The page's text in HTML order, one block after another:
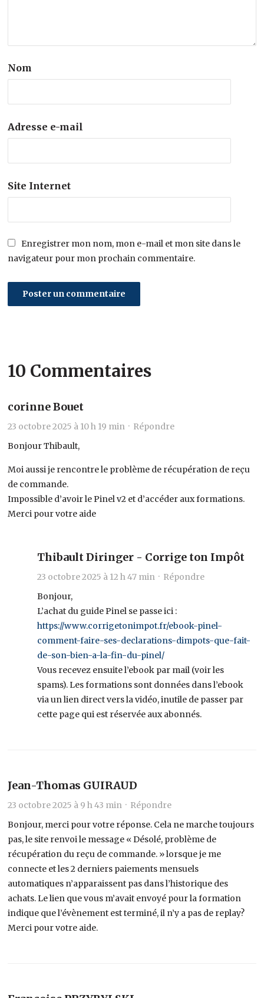
Nom
Adresse e-mail
Site Internet
Enregistrer mon nom, mon e-mail et mon site dans le
navigateur pour mon prochain commentaire.
10 Commentaires
corinne Bouet
23 octobre 2025 à 10 h 19 min · Répondre
Bonjour Thibault,
Moi aussi je rencontre le problème de récupération de reçu
de commande.
Impossible d’avoir le Pinel v2 et d’accéder aux formations.
Merci pour votre aide
Thibault Diringer - Corrige ton Impôt
23 octobre 2025 à 12 h 47 min · Répondre
Bonjour,
L’achat du guide Pinel se passe ici :
https://www.corrigetonimpot.fr/ebook-pinel-
comment-faire-ses-declarations-dimpots-que-fait-
de-son-bien-a-la-fin-du-pinel/
Vous recevez ensuite l’ebook par mail (voir les
spams). Les formations sont données dans l’ebook
via un lien direct vers la vidéo, inutile de passer par
cette page qui est réservée aux abonnés.
Jean-Thomas GUIRAUD
23 octobre 2025 à 9 h 43 min · Répondre
Bonjour, merci pour votre réponse. Cela ne marche toujours
pas, le site renvoi le message « Désolé, problème de
récupération du reçu de commande. » lorsque je me
connecte et les 2 derniers paiements mensuels
automatiques n’apparaissent pas dans l’historique des
achats. Le lien que vous m’avait envoyé pour la formation
indique que l’évènement est terminé, il n’y a pas de replay?
Merci pour votre aide.